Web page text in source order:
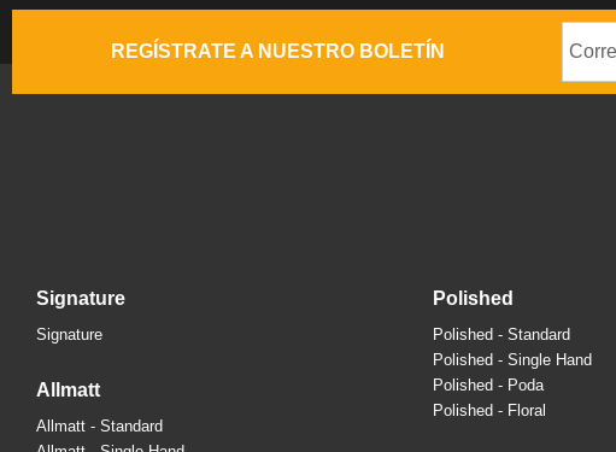
REGÍSTRATE A NUESTRO BOLETÍN
signature
Signature
allmatt
Allmatt - Standard
polished
Polished - Standard
Polished - Single Hand
Polished - Poda
Polished - Floral